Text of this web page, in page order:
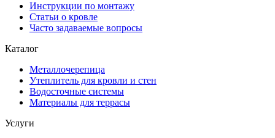
Инструкции по монтажу
Статьи о кровле
Часто задаваемые вопросы
Каталог
Металлочерепица
Утеплитель для кровли и стен
Водосточные системы
Материалы для террасы
Услуги